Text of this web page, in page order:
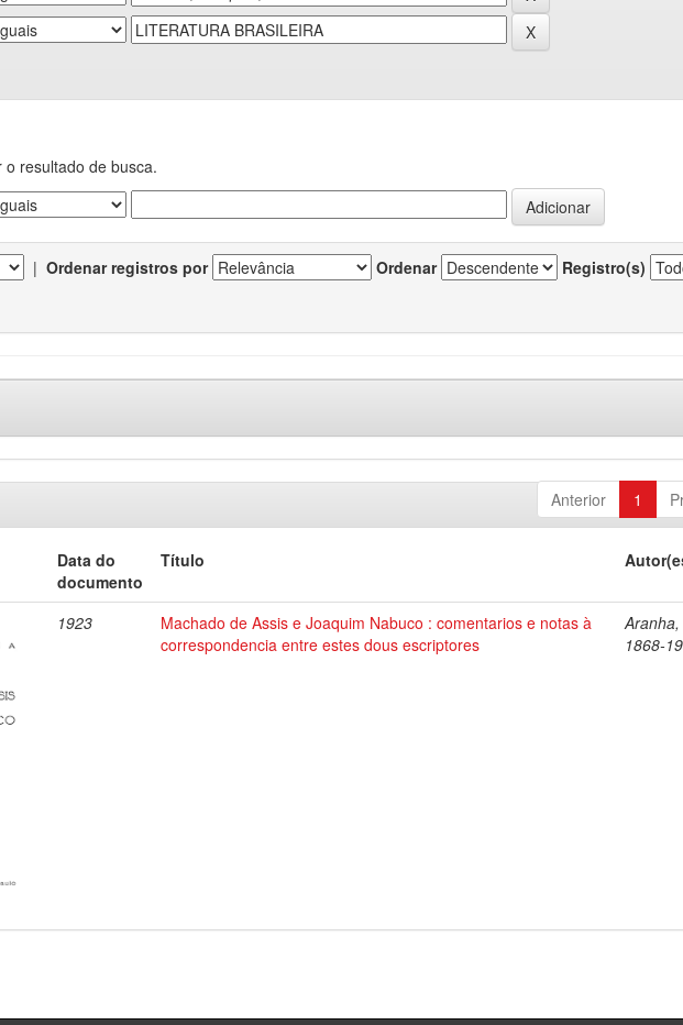
resultado de busca.
| Ordenar registros por Ordenar Registro(s)
Anterior 1
Data do
documento
Título
1923
Machado de Assis e Joaquim Nabuco : comentarios e notas à
correspondencia entre estes dous escriptores
1868-